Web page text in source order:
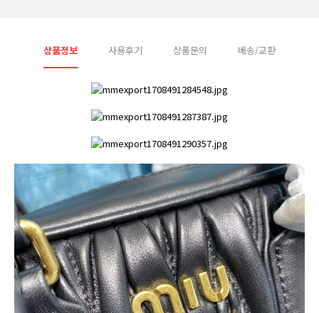
상품정보 사용후기 상품문의 배송/교환